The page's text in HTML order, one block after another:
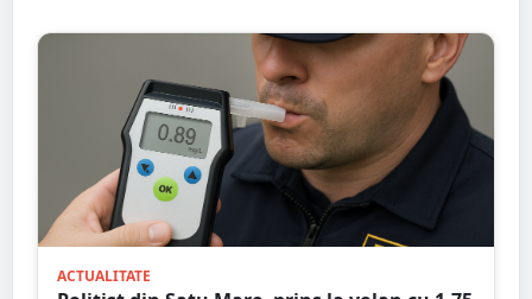
ACTUALITATE